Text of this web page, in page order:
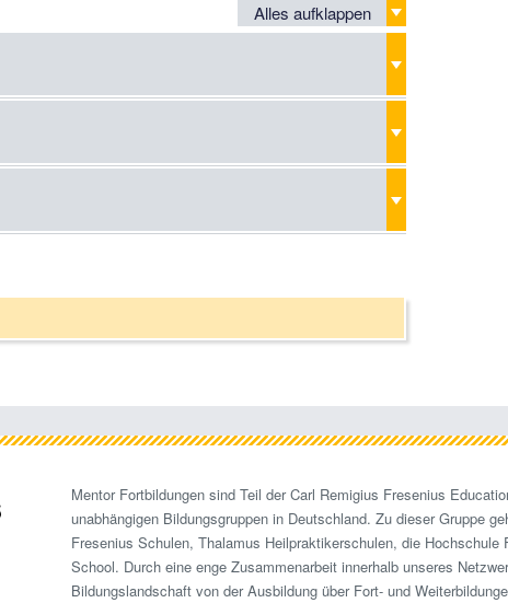
Alles aufklappen
Mentor Fortbildungen sind Teil der Carl Remigius Fresenius
unabhängigen Bildungsgruppen in Deutschland. Zu dieser Gruppe
Fresenius Schulen, Thalamus Heilpraktikerschulen, die Hochschule
School. Durch eine enge Zusammenarbeit innerhalb unseres
Bildungslandschaft von der Ausbildung über Fort- und